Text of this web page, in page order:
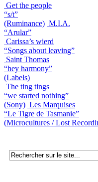
Get the people
“s/t”
(Ruminance) M.I.A.
“Arular”
Carissa’s wierd
“Songs about leaving”
Saint Thomas
“hey harmony”
(Labels)
The ting tings
“we started nothing”
(Sony) Les Marquises
“Le Tigre de Tasmanie”
(Microcultures / Lost